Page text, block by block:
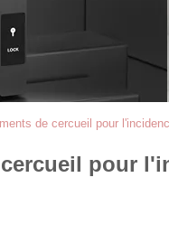
de cercueil pour
pour